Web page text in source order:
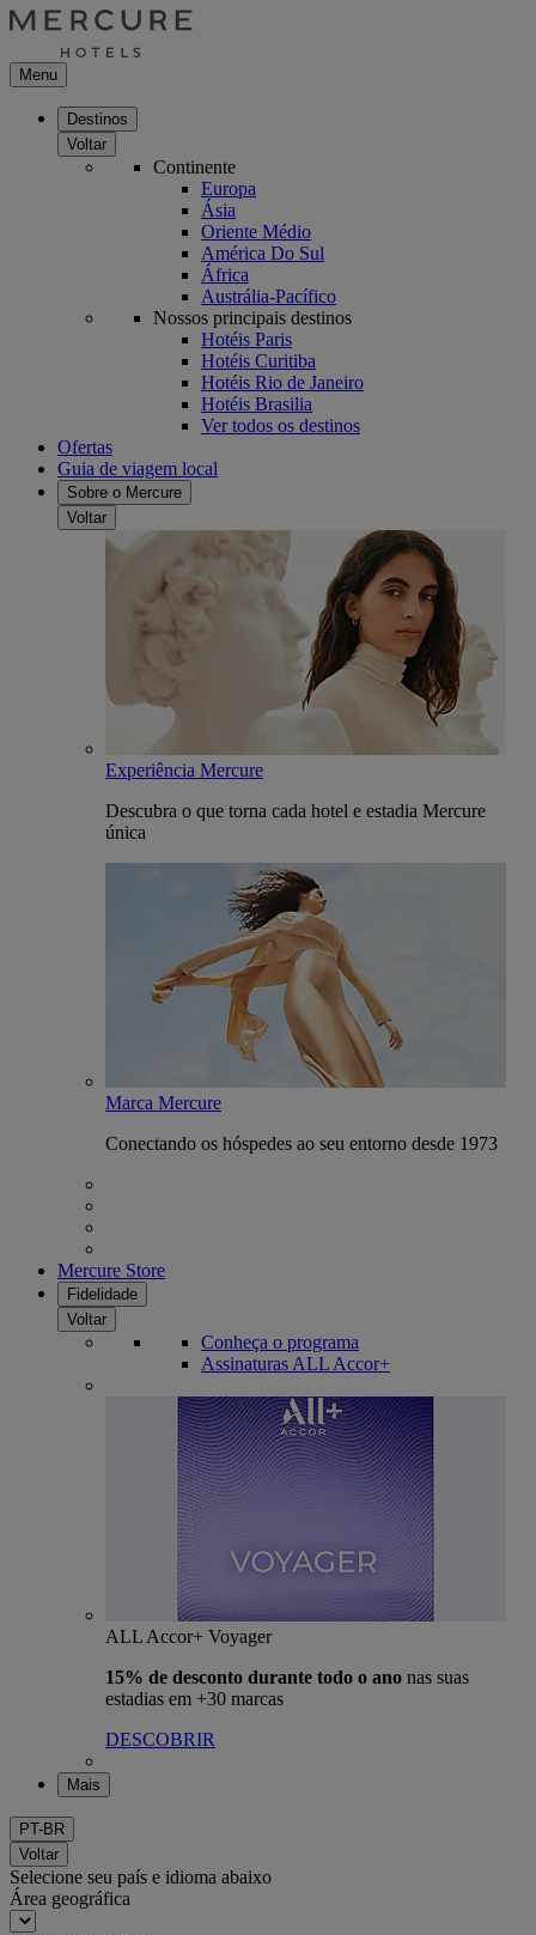
Menu
Destinos
Voltar
Continente
Europa
Ásia
Oriente Médio
América Do Sul
África
Austrália-Pacífico
Nossos principais destinos
Hotéis Paris
Hotéis Curitiba
Hotéis Rio de Janeiro
Hotéis Brasilia
Ver todos os destinos
Ofertas
Guia de viagem local
Sobre o Mercure
Voltar
Experiência Mercure
Descubra o que torna cada hotel e estadia Mercure
única
Marca Mercure
Conectando os hóspedes ao seu entorno desde 1973
Mercure Store
Fidelidade
Voltar
Conheça o programa
Assinaturas ALL Accor+
ALL Accor+ Voyager
15% de desconto durante todo o ano nas suas
estadias em +30 marcas
DESCOBRIR
Mais
PT-BR
Voltar
Selecione seu país e idioma abaixo
Área geográfica